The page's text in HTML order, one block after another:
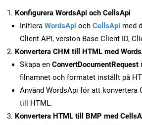
Konfigurera WordsApi och CellsApi
Initiera WordsApi och CellsApi med
Client API, version Base Client ID,
Konvertera CHM till HTML med
Skapa en ConvertDocumentRequest
filnamnet och formatet inställt på
Använd WordsApi för att konvertera
till HTML.
Konvertera HTML till BMP med